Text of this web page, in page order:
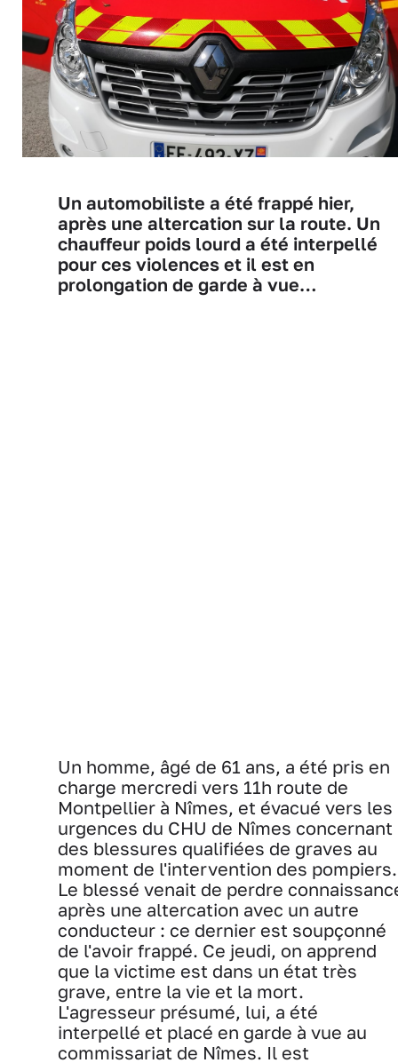
Un automobiliste a été frappé hier,
après une altercation sur la route. Un
chauffeur poids lourd a été interpellé
pour ces violences et il est en
prolongation de garde à vue…
Un homme, âgé de 61 ans, a été pris en
charge mercredi vers 11h route de
Montpellier à Nîmes, et évacué vers les
urgences du CHU de Nîmes concernant
des blessures qualifiées de graves au
moment de l'intervention des pompiers.
Le blessé venait de perdre
après une altercation avec un autre
conducteur : ce dernier est soupçonné
de l'avoir frappé. Ce jeudi, on apprend
que la victime est dans un état très
grave, entre la vie et la mort.
L'agresseur présumé, lui, a été
interpellé et placé en garde à vue au
commissariat de Nîmes. Il est